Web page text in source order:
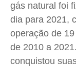
gás natural foi
dia para 2021,
operação de
de 2010 a
conquistou